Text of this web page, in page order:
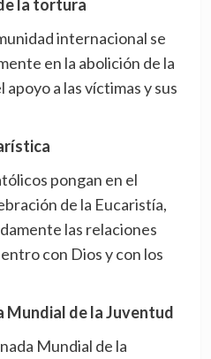
la tortura
internacional se
en la abolición de la
a las víctimas y sus
pongan en el
de la Eucaristía,
las relaciones
con Dios y con los
de la Juventud
Mundial de la